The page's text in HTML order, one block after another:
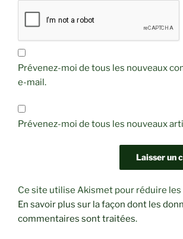
Prévenez-moi de tous les nouveaux
e-mail.
Prévenez-moi de tous les nouveaux
Ce site utilise Akismet pour réduire
En savoir plus sur la façon dont les
commentaires sont traitées.